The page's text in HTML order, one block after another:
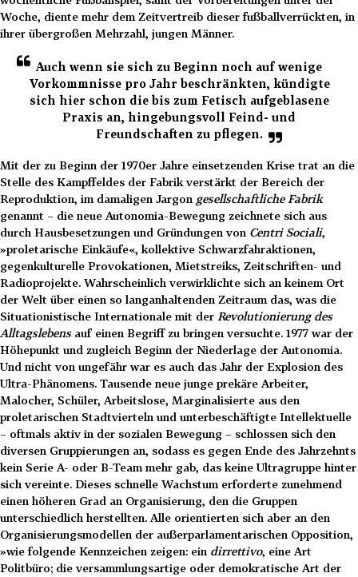
Woche, diente mehr dem Zeitvertreib dieser fußballverrückten, in
ihrer übergroßen Mehrzahl, jungen Männer.
Auch wenn sie sich zu Beginn noch auf wenige
Vorkommnisse pro Jahr beschränkten, kündigte
sich hier schon die bis zum Fetisch aufgeblasene
Praxis an, hingebungsvoll Feind- und
Freundschaften zu pflegen.
Mit der zu Beginn der 1970er Jahre einsetzenden Krise trat an die
Stelle des Kampffeldes der Fabrik verstärkt der Bereich der
Reproduktion, im damaligen Jargon gesellschaftliche Fabrik
genannt – die neue Autonomia-Bewegung zeichnete sich aus
durch Hausbesetzungen und Gründungen von Centri Sociali,
»proletarische Einkäufe«, kollektive Schwarzfahraktionen,
gegenkulturelle Provokationen, Mietstreiks, Zeitschriften- und
Radioprojekte. Wahrscheinlich verwirklichte sich an keinem Ort
der Welt über einen so langanhaltenden Zeitraum das, was die
Situationistische Internationale mit der Revolutionierung des
Alltagslebensauf einen Begriff zu bringen versuchte. 1977 war der
Höhepunkt und zugleich Beginn der Niederlage der Autonomia.
Und nicht von ungefähr war es auch das Jahr der Explosion des
Ultra-Phänomens. Tausende neue junge prekäre Arbeiter,
Malocher, Schüler, Arbeitslose, Marginalisierte aus den
proletarischen Stadtvierteln und unterbeschäftigte Intellektuelle
– oftmals aktiv in der sozialen Bewegung – schlossen sich den
diversen Gruppierungen an, sodass es gegen Ende des Jahrzehnts
kein Serie A- oder B-Team mehr gab, das keine Ultragruppe hinter
sich vereinte. Dieses schnelle Wachstum erforderte zunehmend
einen höheren Grad an Organisierung, den die Gruppen
unterschiedlich herstellten. Alle orientierten sich aber an den
Organisierungsmodellen der außerparlamentarischen Opposition,
»wie folgende Kennzeichen zeigen: ein dirrettivo, eine Art
Politbüro; die versammlungsartige oder demokratische Art der